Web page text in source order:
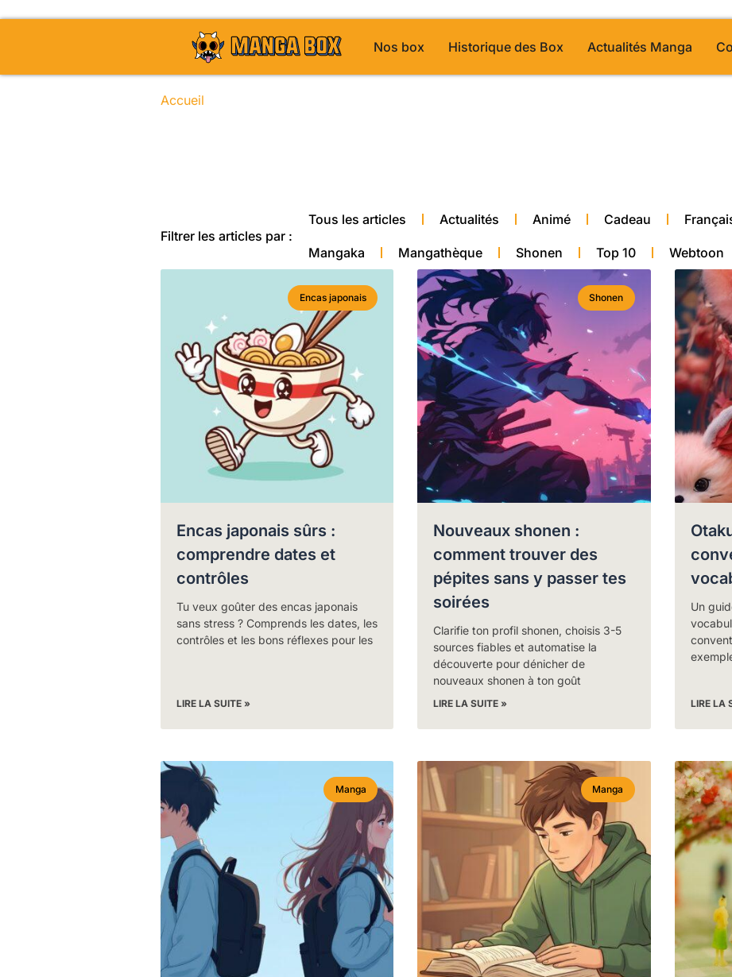
Nos box Historique des Box Actualités Manga
Accueil
Filtrer les articles par :
Tous les articles Actualités Animé Cadeau
Mangaka Mangathèque Shonen Top 10 Webtoon
Encas japonais
Encas japonais sûrs :
comprendre dates et
contrôles
Tu veux goûter des encas japonais
sans stress ? Comprends les dates, les
contrôles et les bons réflexes pour les
LIRE LA SUITE »
Shonen
Nouveaux shonen :
comment trouver des
pépites sans y passer tes
soirées
Clarifie ton profil shonen, choisis 3-5
sources fiables et automatise la
découverte pour dénicher de
nouveaux shonen à ton goût
LIRE LA SUITE »
Un
LIRE LA
Manga Manga